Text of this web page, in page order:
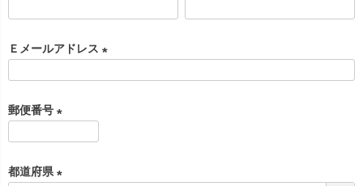
須
Ｅメールアドレス
郵便番号
須
都道府県